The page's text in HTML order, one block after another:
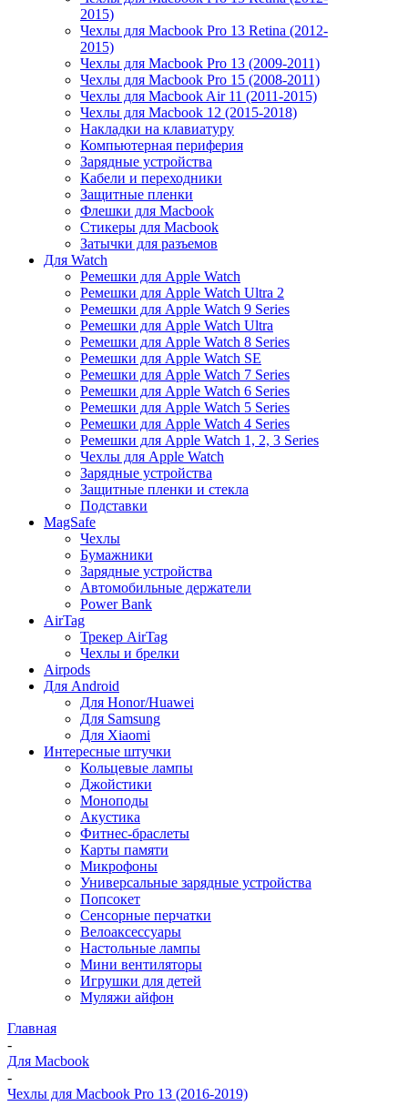
2015)
Чехлы для Macbook Pro 13 Retina (2012-
2015)
Чехлы для Macbook Pro 13 (2009-2011)
Чехлы для Macbook Pro 15 (2008-2011)
Чехлы для Macbook Air 11 (2011-2015)
Чехлы для Macbook 12 (2015-2018)
Накладки на клавиатуру
Компьютерная периферия
Зарядные устройства
Кабели и переходники
Защитные пленки
Флешки для Macbook
Стикеры для Macbook
Затычки для разъемов
Для Watch
Ремешки для Apple Watch
Ремешки для Apple Watch Ultra 2
Ремешки для Apple Watch 9 Series
Ремешки для Apple Watch Ultra
Ремешки для Apple Watch 8 Series
Ремешки для Apple Watch SE
Ремешки для Apple Watch 7 Series
Ремешки для Apple Watch 6 Series
Ремешки для Apple Watch 5 Series
Ремешки для Apple Watch 4 Series
Ремешки для Apple Watch 1, 2, 3 Series
Чехлы для Apple Watch
Зарядные устройства
Защитные пленки и стекла
Подставки
MagSafe
Чехлы
Бумажники
Зарядные устройства
Автомобильные держатели
Power Bank
AirTag
Трекер AirTag
Чехлы и брелки
Airpods
Для Android
Для Honor/Huawei
Для Samsung
Для Xiaomi
Интересные штучки
Кольцевые лампы
Джойстики
Моноподы
Акустика
Фитнес-браслеты
Карты памяти
Микрофоны
Универсальные зарядные устройства
Попсокет
Сенсорные перчатки
Велоаксессуары
Настольные лампы
Мини вентиляторы
Игрушки для детей
Муляжи айфон
Главная
-
Для Macbook
-
Чехлы для Macbook Pro 13 (2016-2019)